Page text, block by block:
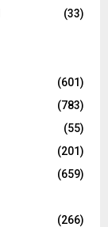
(33)
(601)
(783)
(55)
(201)
(659)
(266)